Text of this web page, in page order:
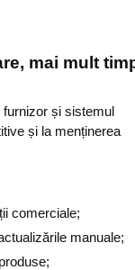
mai mult
și sistemul
și la menținerea
comerciale;
manuale;